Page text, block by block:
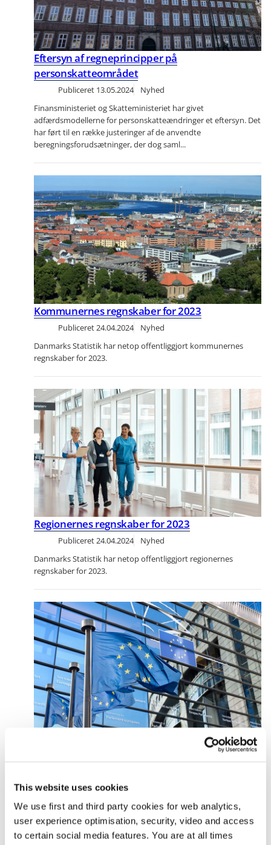
This website uses cookies
We use first and third party cookies for web analytics,
user experience optimisation, security, video and access
to certain social media features. You are at all times
Eftersyn af regneprincipper på
personskatteområdet
Publiceret 13.05.2024
Nyhed
Finansministeriet og Skatteministeriet har givet
adfærdsmodellerne for personskatteændringer et eftersyn. Det
har ført til en række justeringer af de anvendte
beregningsforudsætninger, der dog saml...
Kommunernes regnskaber for 2023
Publiceret 24.04.2024
Nyhed
Danmarks Statistik har netop offentliggjort kommunernes
regnskaber for 2023.
Regionernes regnskaber for 2023
Publiceret24.04.2024
Nyhed
Danmarks Statistik har netop offentliggjort regionernes
regnskaber for 2023.
Danmark får godt 3 mia. kr. fra EU til
Danmark får udbetalt 3,1 mia. kr. fra den europæiske
cybersikkerhed og den grønne omstilling.